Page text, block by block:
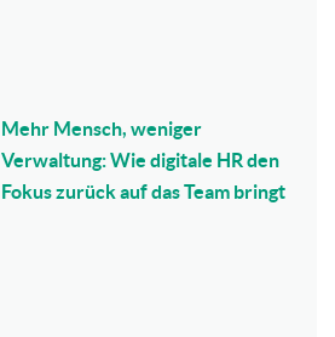
Mehr Mensch, weniger
Verwaltung: Wie digitale HR den
Fokus zurück auf das Team bringt